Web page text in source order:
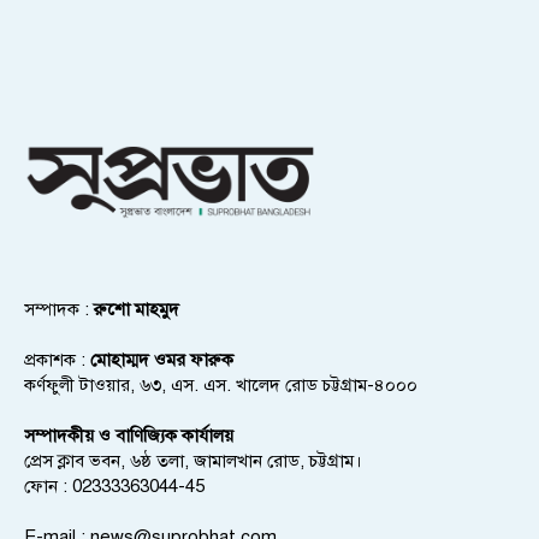
সম্পাদক :রুশো মাহমুদ
প্রকাশক : মোহাম্মদ ওমর ফারুক
কর্ণফুলী টাওয়ার, ৬৩, এস. এস. খালেদ রোড চট্টগ্রাম-৪০০০
সম্পাদকীয় ও বাণিজ্যিক কার্যালয়
প্রেস ক্লাব ভবন, ৬ষ্ঠ তলা, জামালখান রোড, চট্টগ্রাম।
ফোন : 02333363044-45